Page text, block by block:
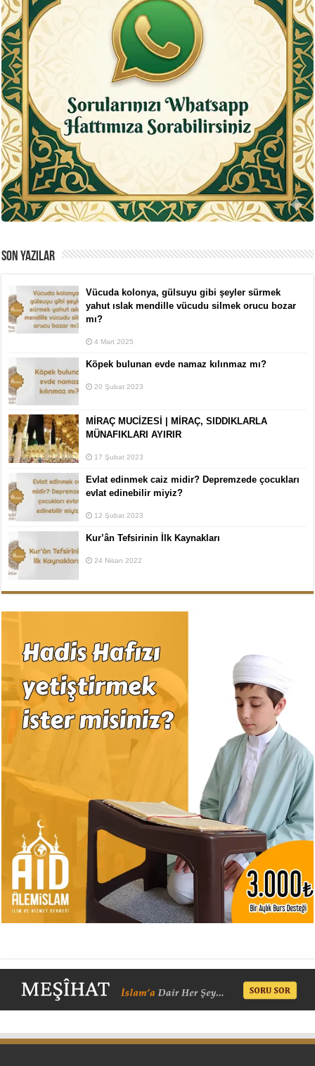
SON YAZILAR
Vücuda kolonya, gülsuyu gibi şeyler sürmek
yahut ıslak mendille vücudu silmek orucu bozar
mı?
4 Mart 2025
Köpek bulunan evde namaz kılınmaz mı?
20 Şubat 2023
MİRAÇ MUCİZESİ | MİRAÇ, SIDDIKLARLA
MÜNAFIKLARI AYIRIR
17 Şubat 2023
Evlat edinmek caiz midir? Depremzede çocukları
evlat edinebilir miyiz?
12 Şubat 2023
Kur’ân Tefsirinin İlk Kaynakları
24 Nisan 2022